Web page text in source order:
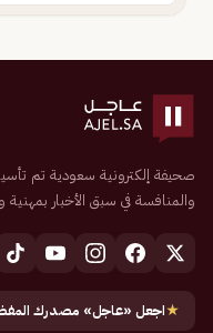
والمنافسة في سبق الأخبار
★اجعل «عاجل» مصدرك